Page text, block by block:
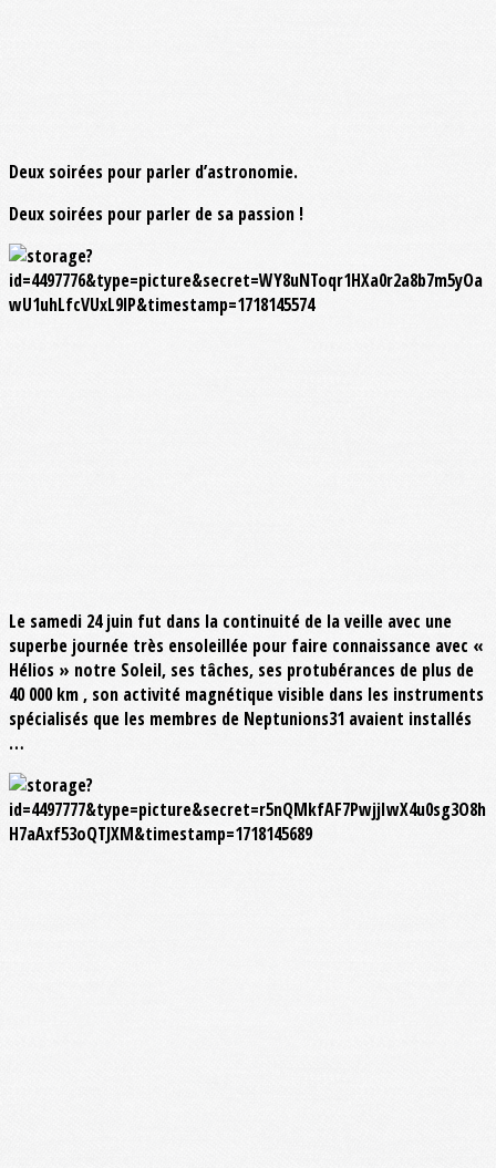
Deux soirées pour parler d’astronomie.
Deux soirées pour parler de sa passion !
Le samedi 24 juin fut dans la continuité de la veille avec une
superbe journée très ensoleillée pour faire connaissance avec «
Hélios » notre Soleil, ses tâches, ses protubérances de plus de
40 000 km , son activité magnétique visible dans les instruments
spécialisés que les membres de Neptunions31 avaient installés
…